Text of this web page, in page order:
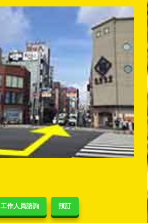
工作人員諮詢 預訂